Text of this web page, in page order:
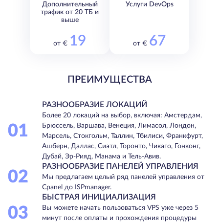
Дополнительный
трафик от 20 ТБ и
выше
от € 19
Услуги DevOps
от € 67
ПРЕИМУЩЕСТВА
01
РАЗНООБРАЗИЕ ЛОКАЦИЙ
Более 20 локаций на выбор, включая: Амстердам,
Брюссель, Варшава, Венеция, Лимасол, Лондон,
Марсель, Стокгольм, Таллин, Тбилиси, Франкфурт,
Ашберн, Даллас, Сиэтл, Торонто, Чикаго, Гонконг,
Дубай, Эр-Рияд, Манама и Тель-Авив.
02
РАЗНООБРАЗИЕ ПАНЕЛЕЙ УПРАВЛЕНИЯ
Мы предлагаем целый ряд панелей управления от
Cpanel до ISPmanager.
03
БЫСТРАЯ ИНИЦИАЛИЗАЦИЯ
Вы можете начать пользоваться VPS уже через 5
минут после оплаты и прохождения процедуры